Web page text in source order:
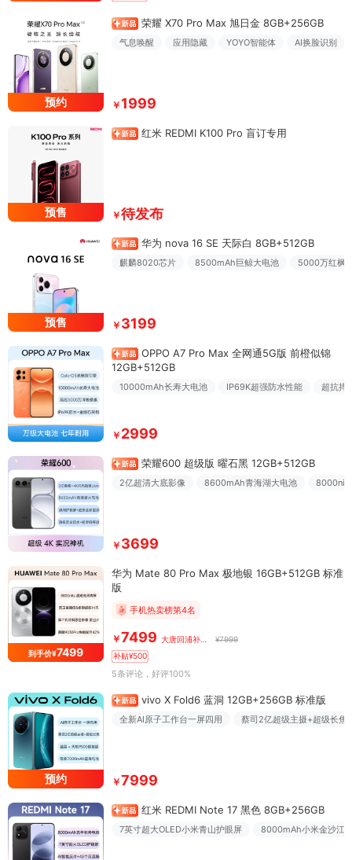
预约
荣耀 X70 Pro Max 旭日金 8GB+256GB
气息唤醒 应用隐藏 YOYO智能体 AI换脸识别
￥ 1999
预售
红米 REDMI K100 Pro 盲订专用
￥待发布
预售
华为 nova 16 SE 天际白 8GB+512GB
麒麟8020芯片 8500mAh巨鲸大电池 5000万红枫
￥ 3199
OPPO A7 Pro Max 全网通5G版 前橙似锦
12GB+512GB
10000mAh长寿大电池 IP69K超强防水性能 超抗摔
￥ 2999
荣耀600 超级版 曜石黑 12GB+512GB
2亿超清大底影像 8600mAh青海湖大电池
￥ 3699
到手价¥7499
华为 Mate 80 Pro Max 极地银 16GB+512GB 标准
版
手机热卖榜第4名
￥7499 大唐回浦补贴价
¥7999
补贴¥500
5条评论 ，好评100%
预约
vivo X Fold6 蓝洞 12GB+256GB 标准版
全新AI原子工作台一屏四用 蔡司2亿超级主摄+超级长焦
￥7999
红米 REDMI Note 17 黑色 8GB+256GB
7英寸超大OLED小米青山护眼屏 8000mAh小米金沙江